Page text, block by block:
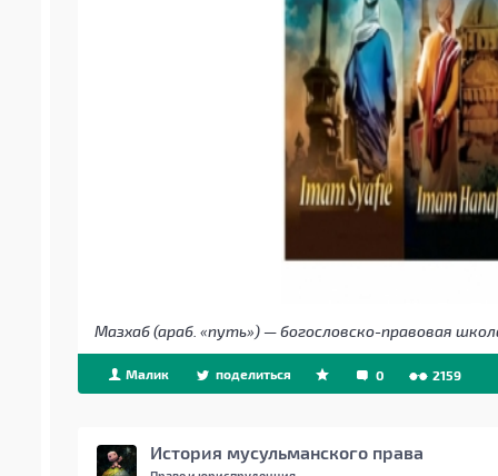
Мазхаб (араб. «путь») — богословско-правовая
Малик поделиться 0 2159
История мусульманского права